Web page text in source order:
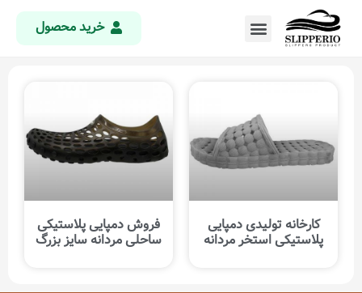
خرید محصول
کارخانه تولیدی دمپایی
پلاستیکی استخر مردانه
فروش دمپایی پلاستیکی
ساحلی مردانه سایز بزرگ